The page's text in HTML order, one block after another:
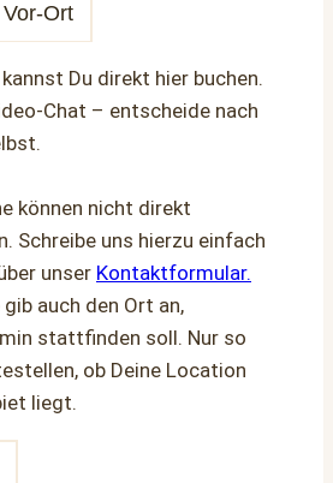
Ort
Du direkt hier buchen.
Chat – entscheide nach
können nicht direkt
Schreibe uns hierzu einfach
unser Kontaktformular.
auch den Ort an,
stattfinden soll. Nur so
ob Deine Location
liegt.